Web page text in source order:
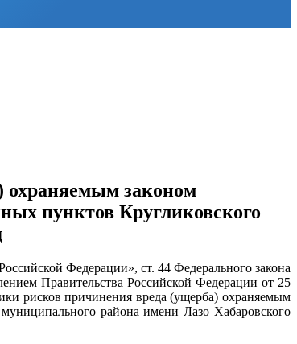
законом
пунктов Кругликовского
Федерации», ст. 44 Федерального закона
Правительства Российской Федерации от 25
рисков причинения вреда (ущерба) охраняемым
муниципального района имени Лазо Хабаровского